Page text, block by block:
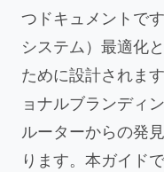
つドキュメントで
システム）最適化
ために設計されま
ョナルブランディ
ルーターからの発
ります。本ガイド